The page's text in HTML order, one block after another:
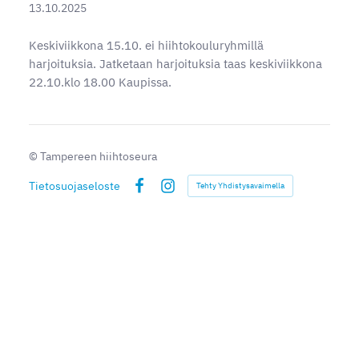
13.10.2025
Keskiviikkona 15.10. ei hiihtokouluryhmillä
harjoituksia. Jatketaan harjoituksia taas keskiviikkona
22.10.klo 18.00 Kaupissa.
© Tampereen hiihtoseura
Tietosuojaseloste
Instagram
Tehty Yhdistysavaimella